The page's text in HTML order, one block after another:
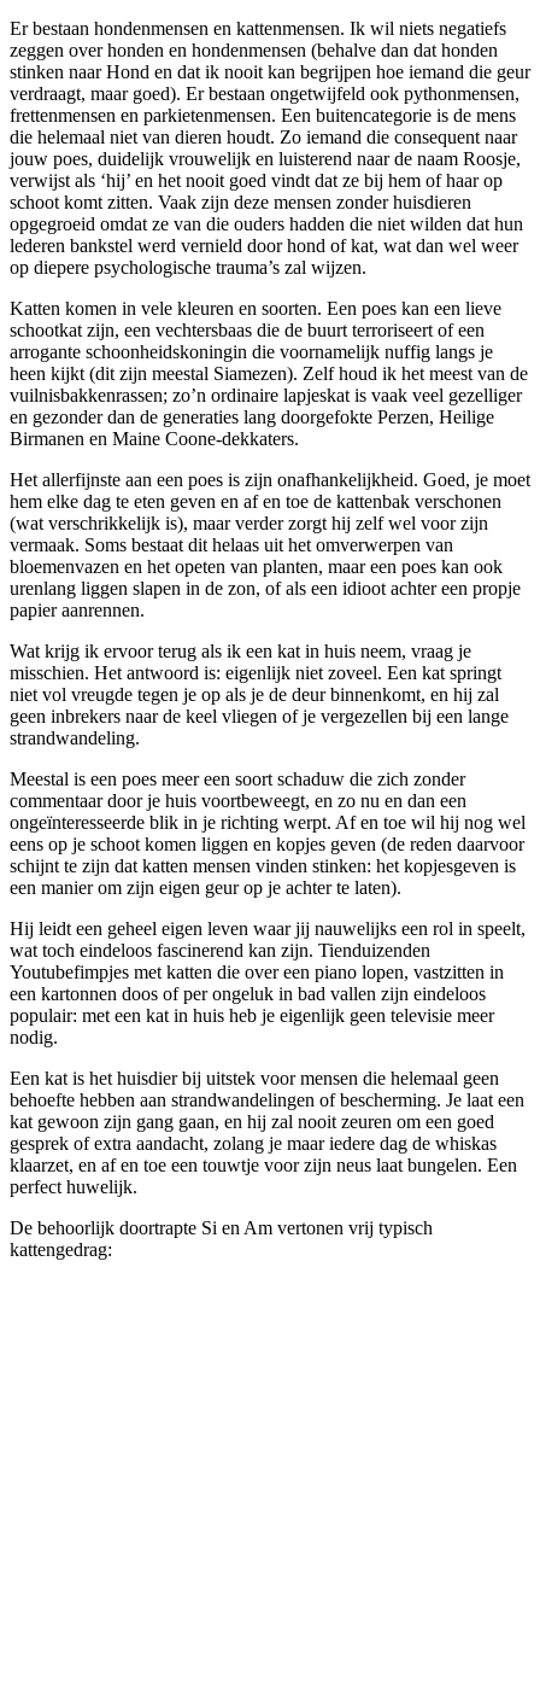
Er bestaan hondenmensen en kattenmensen. Ik wil niets negatiefs
zeggen over honden en hondenmensen (behalve dan dat honden
stinken naar Hond en dat ik nooit kan begrijpen hoe iemand die geur
verdraagt, maar goed). Er bestaan ongetwijfeld ook pythonmensen,
frettenmensen en parkietenmensen. Een buitencategorie is de mens
die helemaal niet van dieren houdt. Zo iemand die consequent naar
jouw poes, duidelijk vrouwelijk en luisterend naar de naam Roosje,
verwijst als ‘hij’ en het nooit goed vindt dat ze bij hem of haar op
schoot komt zitten. Vaak zijn deze mensen zonder huisdieren
opgegroeid omdat ze van die ouders hadden die niet wilden dat hun
lederen bankstel werd vernield door hond of kat, wat dan wel weer
op diepere psychologische trauma’s zal wijzen.
Katten komen in vele kleuren en soorten. Een poes kan een lieve
schootkat zijn, een vechtersbaas die de buurt terroriseert of een
arrogante schoonheidskoningin die voornamelijk nuffig langs je
heen kijkt (dit zijn meestal Siamezen). Zelf houd ik het meest van de
vuilnisbakkenrassen; zo’n ordinaire lapjeskat is vaak veel gezelliger
en gezonder dan de generaties lang doorgefokte Perzen, Heilige
Birmanen en Maine Coone-dekkaters.
Het allerfijnste aan een poes is zijn onafhankelijkheid. Goed, je moet
hem elke dag te eten geven en af en toe de kattenbak verschonen
(wat verschrikkelijk is), maar verder zorgt hij zelf wel voor zijn
vermaak. Soms bestaat dit helaas uit het omverwerpen van
bloemenvazen en het opeten van planten, maar een poes kan ook
urenlang liggen slapen in de zon, of als een idioot achter een propje
papier aanrennen.
Wat krijg ik ervoor terug als ik een kat in huis neem, vraag je
misschien. Het antwoord is: eigenlijk niet zoveel. Een kat springt
niet vol vreugde tegen je op als je de deur binnenkomt, en hij zal
geen inbrekers naar de keel vliegen of je vergezellen bij een lange
strandwandeling.
Meestal is een poes meer een soort schaduw die zich zonder
commentaar door je huis voortbeweegt, en zo nu en dan een
ongeïnteresseerde blik in je richting werpt. Af en toe wil hij nog wel
eens op je schoot komen liggen en kopjes geven (de reden daarvoor
schijnt te zijn dat katten mensen vinden stinken: het kopjesgeven is
een manier om zijn eigen geur op je achter te laten).
Hij leidt een geheel eigen leven waar jij nauwelijks een rol in speelt,
wat toch eindeloos fascinerend kan zijn. Tienduizenden
Youtubefimpjes met katten die over een piano lopen, vastzitten in
een kartonnen doos of per ongeluk in bad vallen zijn eindeloos
populair: met een kat in huis heb je eigenlijk geen televisie meer
nodig.
Een kat is het huisdier bij uitstek voor mensen die helemaal geen
behoefte hebben aan strandwandelingen of bescherming. Je laat een
kat gewoon zijn gang gaan, en hij zal nooit zeuren om een goed
gesprek of extra aandacht, zolang je maar iedere dag de whiskas
klaarzet, en af en toe een touwtje voor zijn neus laat bungelen. Een
perfect huwelijk.
De behoorlijk doortrapte Si en Am vertonen vrij typisch
kattengedrag: